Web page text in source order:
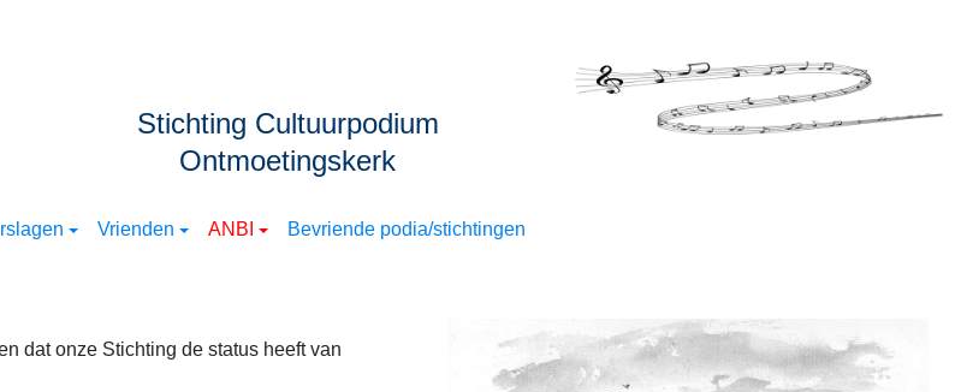
Stichting Cultuurpodium
Ontmoetingskerk
Vrienden ANBI Bevriende podia/stichtingen
dat onze Stichting de status heeft van